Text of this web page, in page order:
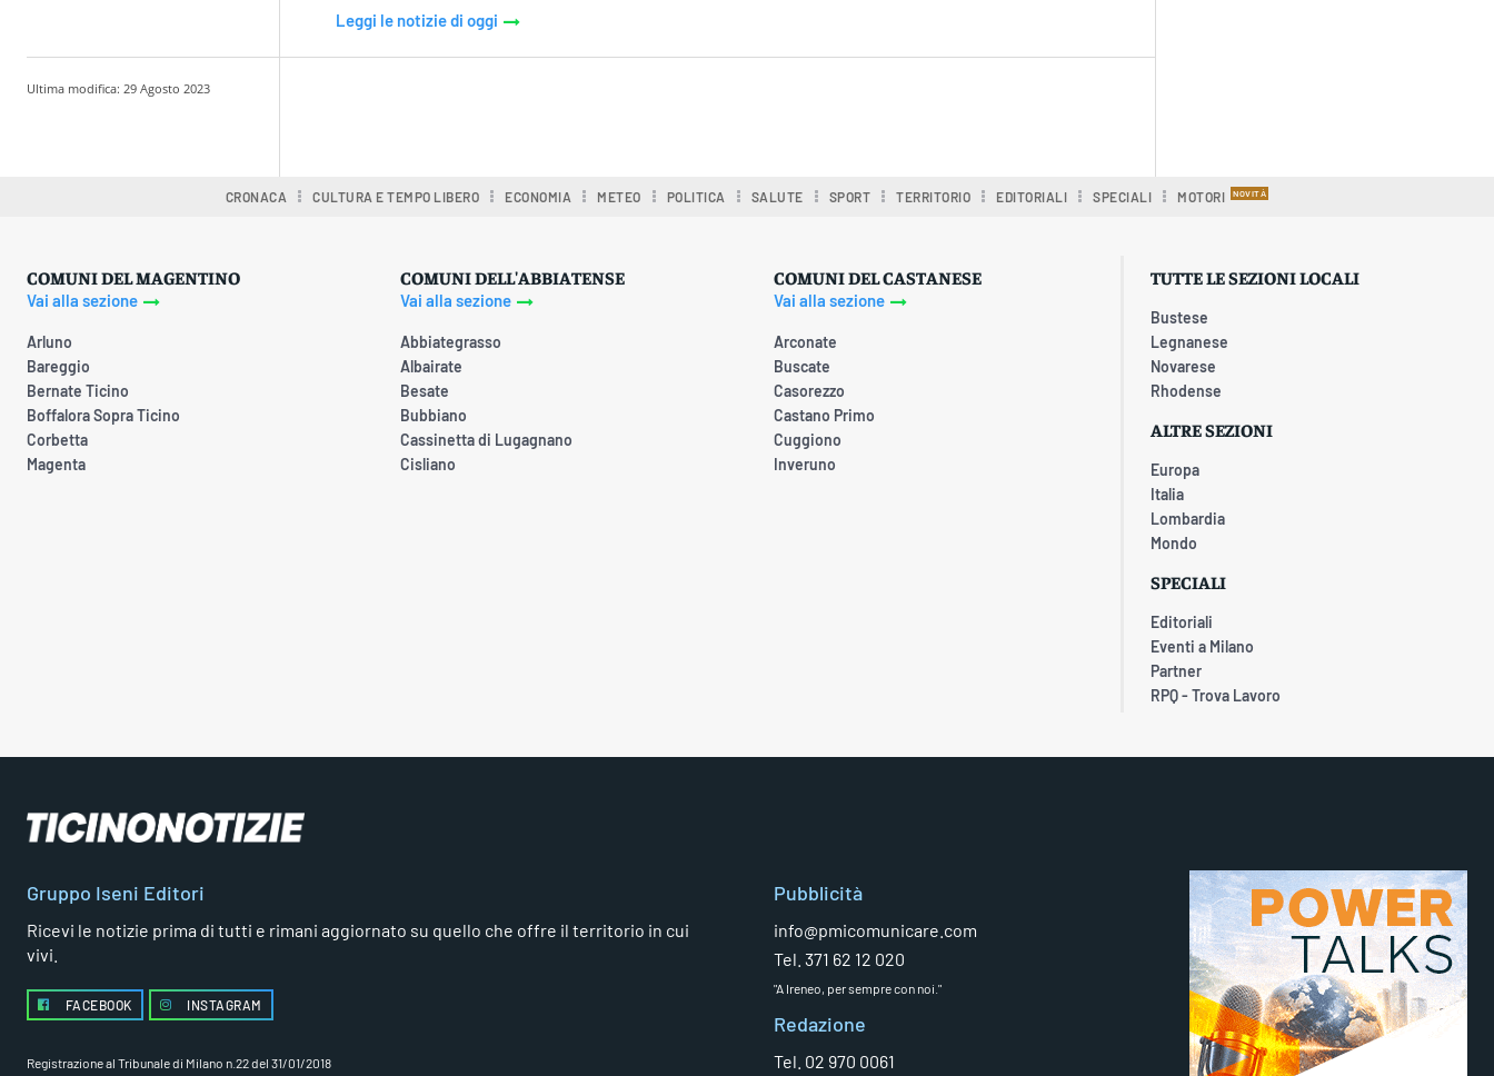
Leggi le notizie di oggi
Ultima modifica: 29 Agosto 2023
CRONACA CULTURA E TEMPO LIBERO ECONOMIA METEO POLITICA SALUTE SPORT TERRITORIO EDITORIALI SPECIALI MOTORI
COMUNI DEL MAGENTINO
Vai alla sezione
Arluno
Bareggio
Bernate Ticino
Boffalora Sopra Ticino
Corbetta
Magenta
COMUNI DELL'ABBIATENSE
Vai alla sezione
Abbiategrasso
Albairate
Besate
Bubbiano
Cassinetta di Lugagnano
Cisliano
COMUNI DEL CASTANESE
Vai alla sezione
Arconate
Buscate
Casorezzo
Castano Primo
Cuggiono
Inveruno
TUTTE LE SEZIONI LOCALI
Bustese
Legnanese
Novarese
Rhodense
ALTRE SEZIONI
Europa
Italia
Lombardia
Mondo
SPECIALI
Editoriali
Eventi a Milano
Partner
RPQ - Trova Lavoro
Gruppo Iseni Editori
Ricevi le notizie prima di tutti e rimani aggiornato su quello che offre il territorio in cui
vivi.
FACEBOOK INSTAGRAM
Registrazione al Tribunale di Milano n.22 del 31/01/2018
Pubblicità
info@pmicomunicare.com
Tel. 371 62 12 020
"A Ireneo, per sempre con noi."
Redazione
Tel. 02 970 0061